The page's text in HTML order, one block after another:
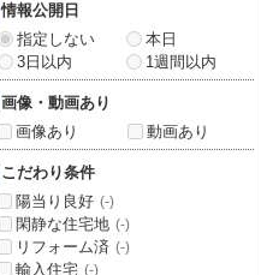
情報公開日
指定しない
本日
3日以内
1週間以内
画像・動画あり
画像あり
動画あり
こだわり条件
陽当り良好 (-)
閑静な住宅地 (-)
リフォーム済 (-)
輸入住宅 (-)